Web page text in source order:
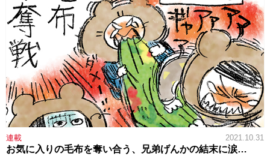
連載 2021.10.31
お気に入りの毛布を奪い合う、兄弟げんかの結末に涙…